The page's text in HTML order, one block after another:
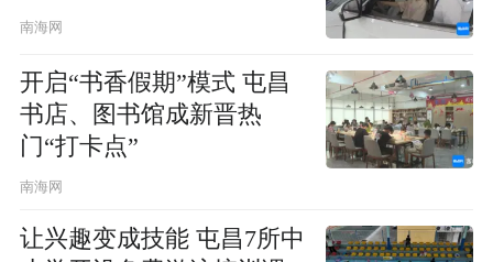
南海网
开启“书香假期”模式 屯昌
书店、图书馆成新晋热
门“打卡点”
南海网
让兴趣变成技能 屯昌7所中